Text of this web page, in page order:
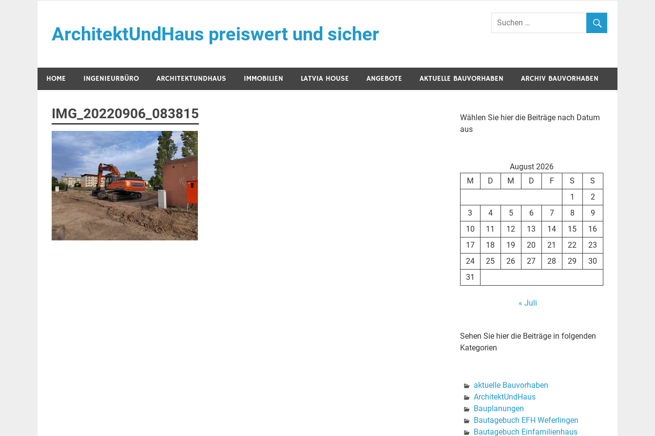
springen
ArchitektUndHaus preiswert und sicher
HOME INGENIEURBÜRO ARCHITEKTUNDHAUS IMMOBILIEN LATVIA HOUSE ANGEBOTE AKTUELLE BAUVORHABEN ARCHIV BAUVORHABEN
IMG_20220906_083815
Wählen Sie hier die Beiträge nach Datum
aus
August 2026
M
D M D F S
S
1
2
3
4 5 6 7 8
9
10
11 12 13 14 15
16
17
18 19 20 21 22
23
24
25 26 27 28 29
30
31
« Juli
Sehen Sie hier die Beiträge in folgenden
Kategorien
aktuelle Bauvorhaben
ArchitektUndHaus
Bauplanungen
Bautagebuch EFH Weferlingen
Bautagebuch Einfamilienhaus